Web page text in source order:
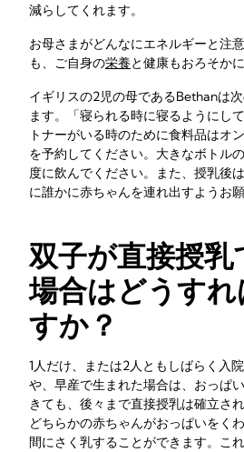
減らしてくれます。
お母さまがどんなにエネルギーと注
も、ご自身の栄養と健康もおろそか
イギリスの2児の母であるBethanは
ます。「寝られる時に寝るようにし
トナーがいる時のために食料品はオ
を予約してください。大きなボトル
度に飲んでください。また、授乳後
に誰かに赤ちゃんを連れ出すようお
双子が直接授乳
場合はどうす
すか？
1人だけ、または2人ともしばらく入
や、早産で生まれた場合は、おっぱ
きても、後々まで直接授乳は確立さ
どちらかの赤ちゃんがおっぱいをく
間にさく乳することができます。こ